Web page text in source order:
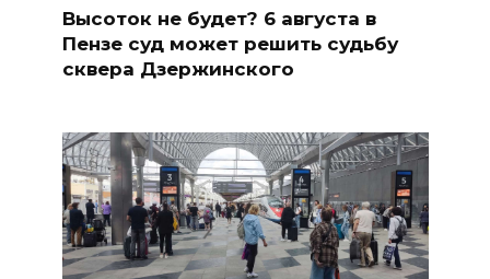
Высоток не будет? 6 августа в
Пензе суд может решить судьбу
сквера Дзержинского